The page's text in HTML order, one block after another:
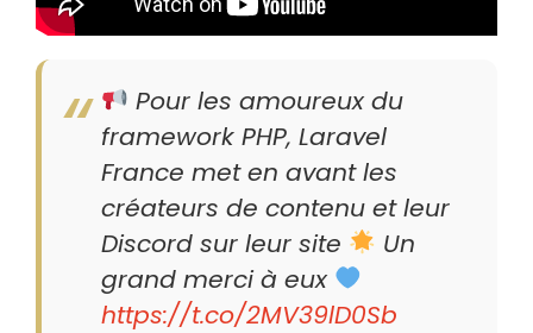
Pour les amoureux du
framework PHP, Laravel
France met en avant les
créateurs de contenu et leur
Discord sur leur site
Un
grand merci à eux
https://t.co/2MV39lD0Sb